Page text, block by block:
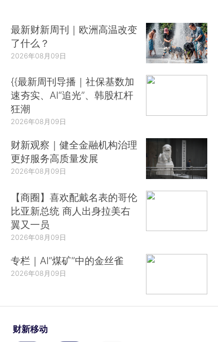
最新财新周刊｜欧洲高温改变
了什么？
2026年08月09日
{{最新周刊导播｜社保基数加
速夯实、AI“追光”、韩股杠杆
狂潮
2026年08月09日
财新观察｜健全金融机构治理
更好服务高质量发展
2026年08月09日
【商圈】喜欢配戴名表的哥伦
比亚新总统 商人出身拉美右
翼又一员
2026年08月09日
专栏｜AI“煤矿”中的金丝雀
2026年08月09日
财新移动